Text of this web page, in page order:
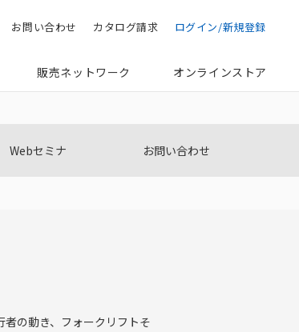
索 ログイン/新規登録
カタログ請求
お問い合わせ
販売ネットワーク オンラインストア
Webセミナ お問い合わせ
の動き、フォークリフトそ